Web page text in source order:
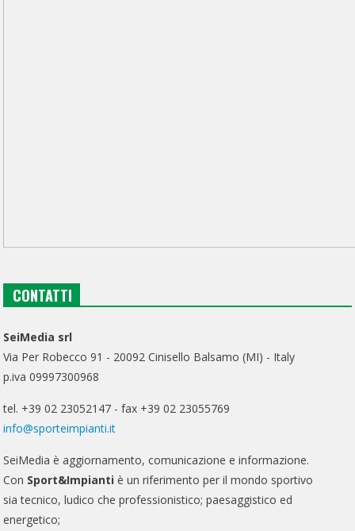
CONTATTI
SeiMedia srl
Via Per Robecco 91 - 20092 Cinisello Balsamo (MI) - Italy
p.iva 09997300968
tel. +39 02 23052147 - fax +39 02 23055769
info@sporteimpianti.it
SeiMedia è aggiornamento, comunicazione e informazione.
Con Sport&Impianti è un riferimento per il mondo sportivo
sia tecnico, ludico che professionistico; paesaggistico ed
energetico;